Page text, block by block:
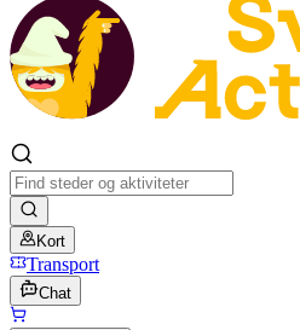
Kort
Transport
Chat